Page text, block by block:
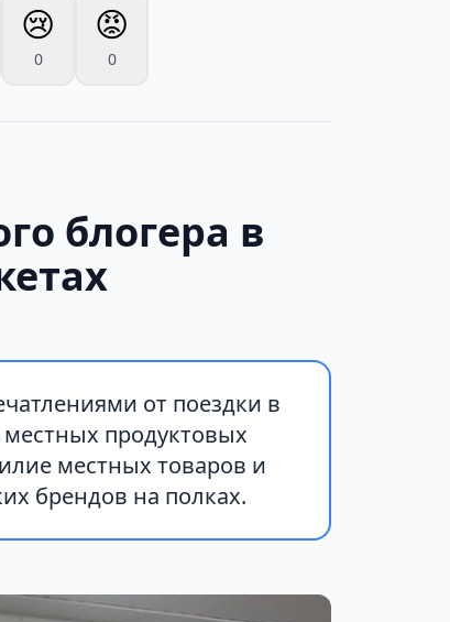
😢
0
😡
0
блогера в
от поездки в
местных продуктовых
местных товаров и
брендов на полках.